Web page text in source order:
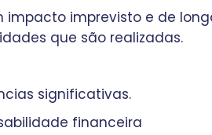
impacto imprevisto e de
que são realizadas.
significativas.
financeira